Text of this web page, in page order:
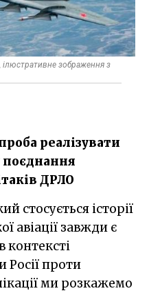
зображення з
реалізувати
поєднання
ДРЛО
авіації завжди є
контексті
Росії проти
ми розкажемо